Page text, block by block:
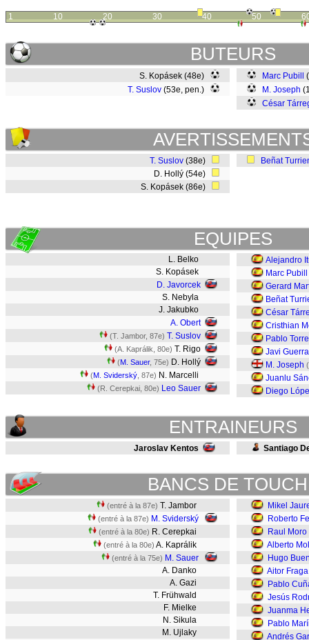
1 10 20 30 40 50
BUTEURS
S. Kopásek (48e)
T. Suslov (53e, pen.)
Marc Pubill
M. Joseph
César
T. Suslov (38e)
D. Hollý (54e)
S. Kopásek (86e)
Beñat
EQUIPES
L. Belko
S. Kopásek
D. Javorcek
S. Nebyla
J. Jakubko
A. Obert
(T. Jambor, 87e) T. Suslov
(A. Kaprálik, 80e) T. Rigo
(M. Sauer, 75e) D. Hollý
(M. Sviderský , 87e) N. Marcelli
(R. Cerepkai, 80e) Leo Sauer
Alejandro
Marc Pubill
Gerard
Beñat
César
Cristhian
Pablo Torre
Javi Guerra
M. Joseph (
Juanlu
Diego
ENTRAINEURS
Jaroslav Kentos Santiago
BANCS DE
(entré à la 87e) T. Jambor
(entré à la 87e) M. Sviderský
(entré à la 80e) R. Cerepkai
(entré à la 80e) A. Kaprálik
(entré à la 75e) M. Sauer
A. Danko
A. Gazi
T. Frühwald
F. Mielke
N. Sikula
M. Ujlaky
Mikel
Roberto
Raul Moro
Alberto
Hugo
Aitor Fraga
Pablo
Jesús
Juanma
Pablo
Andrés